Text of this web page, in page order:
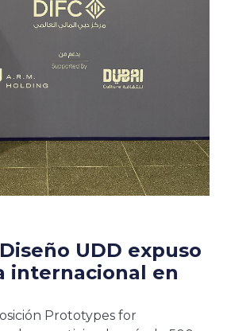
UDD expuso
internacional en
Prototypes for